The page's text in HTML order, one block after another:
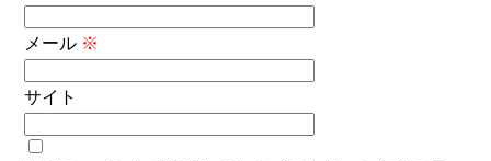
メール ※
サイト